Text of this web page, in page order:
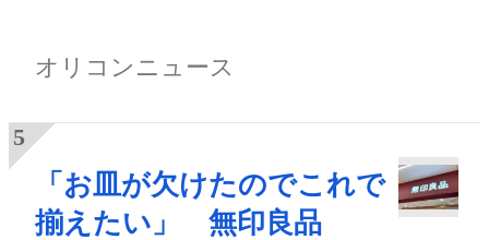
オリコンニュース
「お皿が欠けたのでこれで
揃えたい」 無印良品